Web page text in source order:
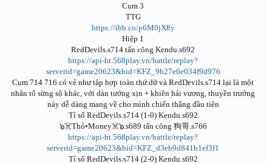
Cụm 3
TTG
https://ibb.co/p6M0jX8y
Hiệp 1
RedDevils.s714 tấn công Kendu.s692
https://api-ht.568play.vn/battle/replay?
serverid=game20623&bid=KFZ_9b27e6e034f9d976
Cụm 714 716 có vẻ như tập hợp toàn thứ dữ và RedDevils.s714 lại là một
nhân tố sừng sộ khác, với dàn tướng xịn + khiên hải vương, thuyền trưởng
này dễ dàng mang về cho mình chiến thắng đầu tiên
Tỉ số RedDevils.s714 (1-0) Kendu.s692
๖☠️Thỏ•Money☠️๖.s689 tấn công 狗哥.s766
https://api-ht.568play.vn/battle/replay?
serverid=game20623&bid=KFZ_d3eb9d841b1ef3f1
Tỉ số RedDevils.s714 (2-0) Kendu.s692